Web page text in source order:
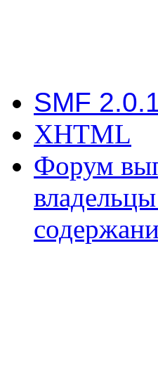
SMF
XHTML
Форум